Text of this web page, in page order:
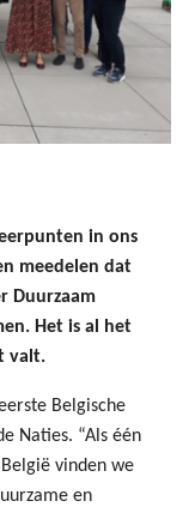
in ons
meedelen dat
Duurzaam
Het is al het
valt.
Belgische
Naties. “Als één
vinden we
en